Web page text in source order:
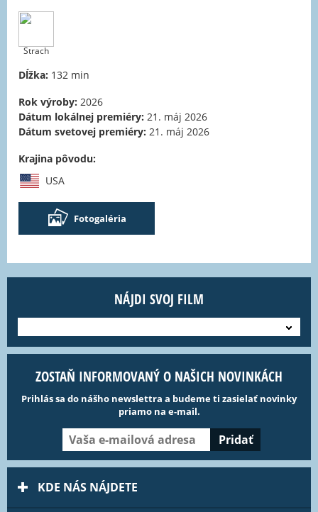
Strach
Dĺžka: 132 min
Rok výroby: 2026
Dátum lokálnej premiéry: 21. máj 2026
Dátum svetovej premiéry: 21. máj 2026
Krajina pôvodu:
USA
Fotogaléria
NÁJDI SVOJ FILM
ZOSTAŇ INFORMOVANÝ O NAŠICH NOVINKÁCH
Prihlás sa do nášho newslettra a budeme ti zasielať novinky
priamo na e-mail.
KDE NÁS NÁJDETE